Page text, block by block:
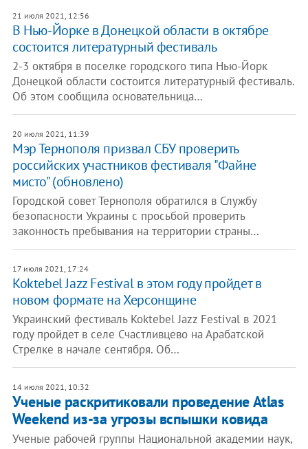
21 июля 2021, 12:56
В Нью-Йорке в Донецкой области в октябре
состоится литературный фестиваль
2-3 октября в поселке городского типа Нью-Йорк
Донецкой области состоится литературный фестиваль.
Об этом сообщила основательница…
20 июля 2021, 11:39
Мэр Тернополя призвал СБУ проверить
российских участников фестиваля "Файне
мисто" (обновлено)
Городской совет Тернополя обратился в Службу
безопасности Украины с просьбой проверить
законность пребывания на территории страны…
17 июля 2021, 17:24
Koktebel Jazz Festival в этом году пройдет в
новом формате на Херсонщине
Украинский фестиваль Koktebel Jazz Festival в 2021
году пройдет в селе Счастливцево на Арабатской
Стрелке в начале сентября. Об…
14 июля 2021, 10:32
Ученые раскритиковали проведение Atlas
Weekend из-за угрозы вспышки ковида
Ученые рабочей группы Национальной академии наук,